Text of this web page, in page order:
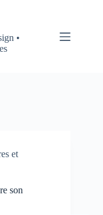
•
et
son